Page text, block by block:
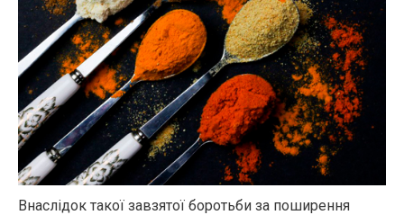
Внаслідок такої завзятої боротьби за поширення